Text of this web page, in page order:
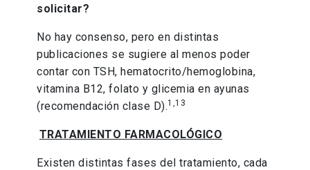
solicitar?
No hay consenso, pero en distintas
publicaciones se sugiere al menos poder
contar con TSH, hematocrito/hemoglobina,
vitamina B12, folato y glicemia en ayunas
(recomendación clase D).1,13
TRATAMIENTO FARMACOLÓGICO
Existen distintas fases del tratamiento, cada